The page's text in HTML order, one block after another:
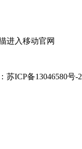
进入移动官网
苏ICP备13046580号-2